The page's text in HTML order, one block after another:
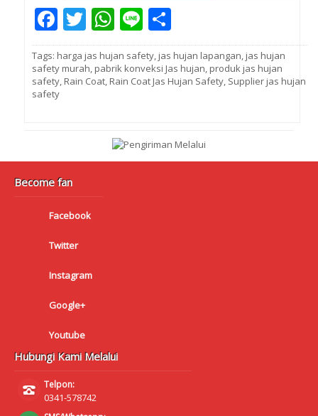
Facebook
Twitter
WhatsApp
Line
Tags: harga jas hujan safety, jas hujan lapangan, jas hujan
safety murah, pabrik konveksi Jas hujan, produk jas hujan
safety, Rain Coat, Rain Coat Jas Hujan Safety, Supplier jas hujan
safety
Become fan
Facebook
Twitter
Instagram
Google+
Youtube
Hubungi Kami Melalui
Telpon:
0341-578742